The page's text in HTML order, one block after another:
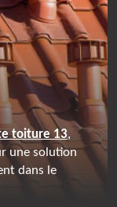
toiture 13,
une solution
dans le